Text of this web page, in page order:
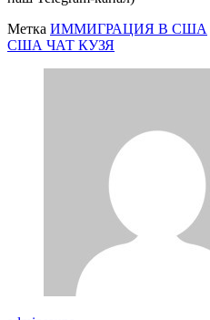
Метка ИММИГРАЦИЯ В США
США ЧАТ КУЗЯ